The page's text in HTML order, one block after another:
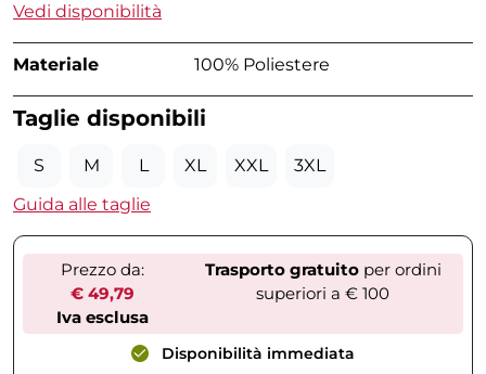
Vedi disponibilità
Materiale 100% Poliestere
Taglie disponibili
S M L XL XXL
3XL
Guida alle taglie
Prezzo da:
€ 49,79
Iva esclusa
Trasporto gratuitoper ordini
superiori a € 100
Disponibilità immediata